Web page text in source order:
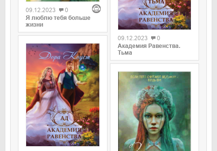
09.12.2023
0
Я люблю тебя больше
жизни
09.12.2023
0
Академия Равенства.
Тьма